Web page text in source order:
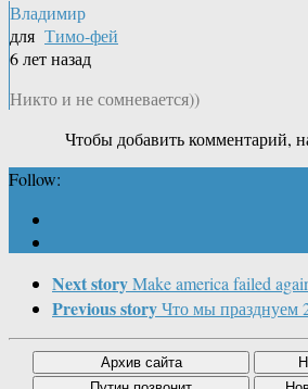
Владимир
для Тимо-фей
6 лет назад
Никто и не сомневается))
Чтобы добавить комментарий,
Follow:
Next storyMake america failed
Previous storyЧто мы празднуем